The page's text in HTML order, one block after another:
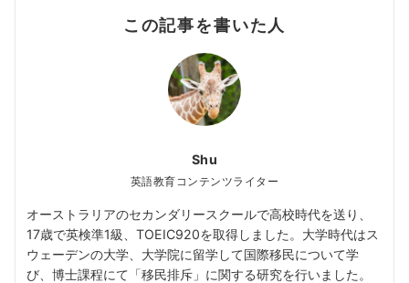
この記事を書いた人
Shu
英語教育コンテンツライター
オーストラリアのセカンダリースクールで高校時代を送り、
17歳で英検準1級、TOEIC920を取得しました。大学時代はス
ウェーデンの大学、大学院に留学して国際移民について学
び、博士課程にて「移民排斥」に関する研究を行いました。